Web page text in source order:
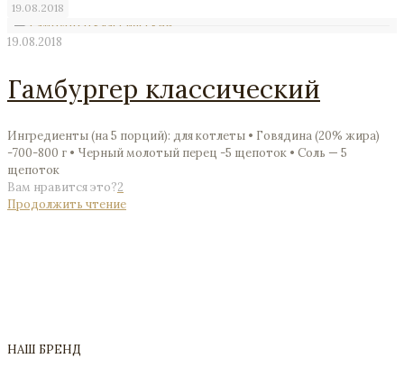
19.08.2018
19.08.2018
Гамбургер классический
Ингредиенты (на 5 порций): для котлеты • Говядина (20% жира)
-700-800 г • Черный молотый перец -5 щепоток • Соль — 5
щепоток
Вам нравится это?2
Продолжить чтение
НАШ БРЕНД